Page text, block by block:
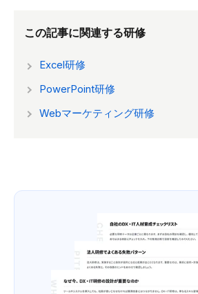
この記事に関連する研修
Excel研修
PowerPoint研修
Webマーケティング研修